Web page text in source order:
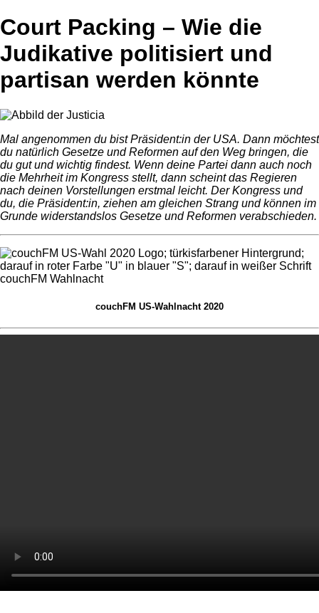
Court Packing – Wie die
Judikative politisiert und
partisan werden könnte
Mal angenommen du bist Präsident:in der USA. Dann möchtest
du natürlich Gesetze und Reformen auf den Weg bringen, die
du gut und wichtig findest. Wenn deine Partei dann auch noch
die Mehrheit im Kongress stellt, dann scheint das Regieren
nach deinen Vorstellungen erstmal leicht. Der Kongress und
du, die Präsident:in, ziehen am gleichen Strang und können im
Grunde widerstandslos Gesetze und Reformen verabschieden.
couchFM US-Wahlnacht 2020